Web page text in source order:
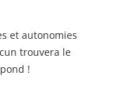
et autonomies
trouvera le
!